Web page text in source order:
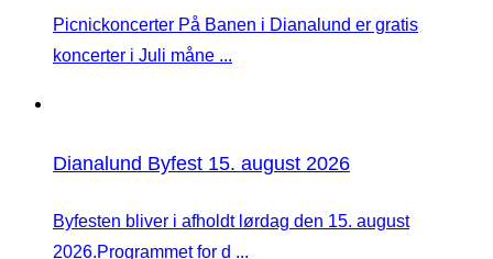
Picnickoncerter På Banen i Dianalund er gratis
koncerter i Juli måne ...
Dianalund Byfest 15. august 2026
Byfesten bliver i afholdt lørdag den 15. august
2026.Programmet for d ...